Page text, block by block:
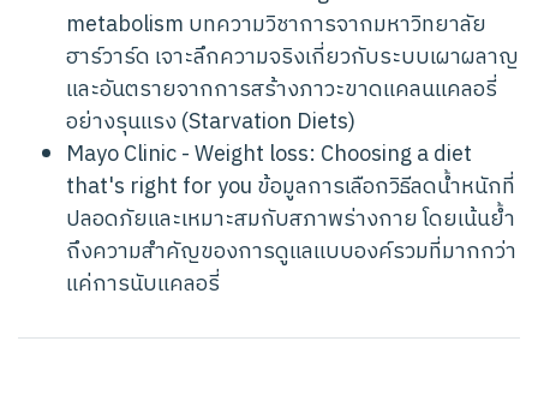
metabolism บทความวิชาการจากมหาวิทยาลัย
ฮาร์วาร์ด เจาะลึกความจริงเกี่ยวกับระบบเผาผลาญ
และอันตรายจากการสร้างภาวะขาดแคลนแคลอรี่
อย่างรุนแรง (Starvation Diets)
Mayo Clinic - Weight loss: Choosing a diet
that's right for you ข้อมูลการเลือกวิธีลดน้ำหนักที่
ปลอดภัยและเหมาะสมกับสภาพร่างกาย โดยเน้นย้ำ
ถึงความสำคัญของการดูแลแบบองค์รวมที่มากกว่า
แค่การนับแคลอรี่